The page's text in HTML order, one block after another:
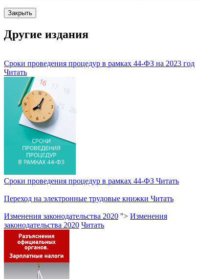
Закрыть
Другие издания
Сроки проведения процедур в рамках 44-ФЗ на 2023 год
Читать
Сроки проведения процедур в рамках 44-ФЗ Читать
Переход на электронные трудовые книжки Читать
Изменения законодательства 2020 "> Изменения
законодательства 2020 Читать